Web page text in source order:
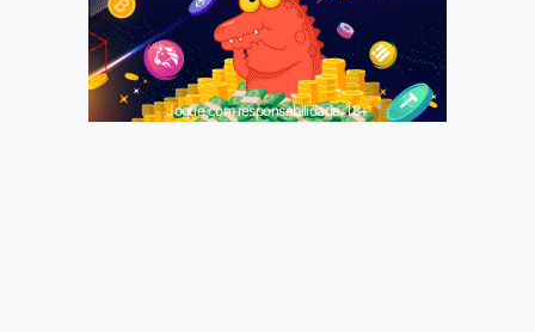
Jogue com responsabilidade. 18+